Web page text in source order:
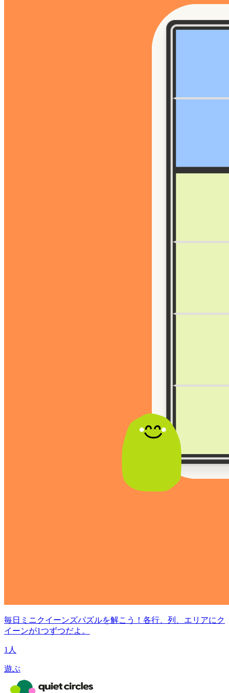
毎日ミニクイーンズパズルを解こう！各行、列、エリアにク
イーンが1つずつだよ。
1人
遊ぶ